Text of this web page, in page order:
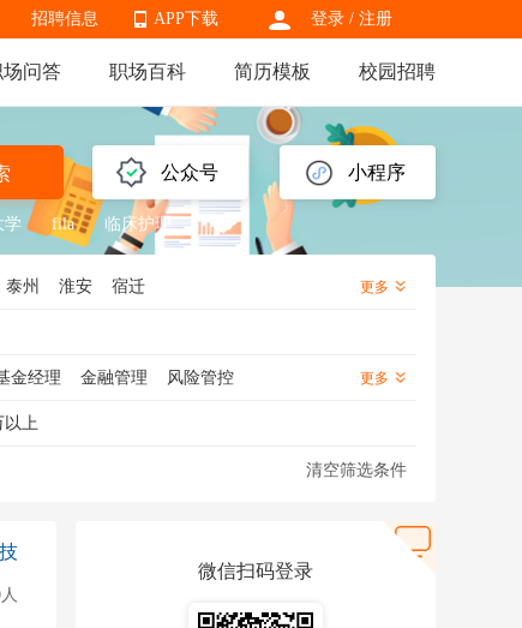
登录 / 注册
APP下载
APP下载
招聘信息
场问答 职场百科 简历模板 校园招聘
公众号 小程序
学 fila 临床护理
泰州 淮安 宿迁 更多
金经理 金融管理
风险管控
期货居间人
更多
以上
清空筛选条件
微信扫码登录